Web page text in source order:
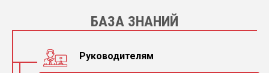
БАЗА ЗНАНИЙ
Руководителям